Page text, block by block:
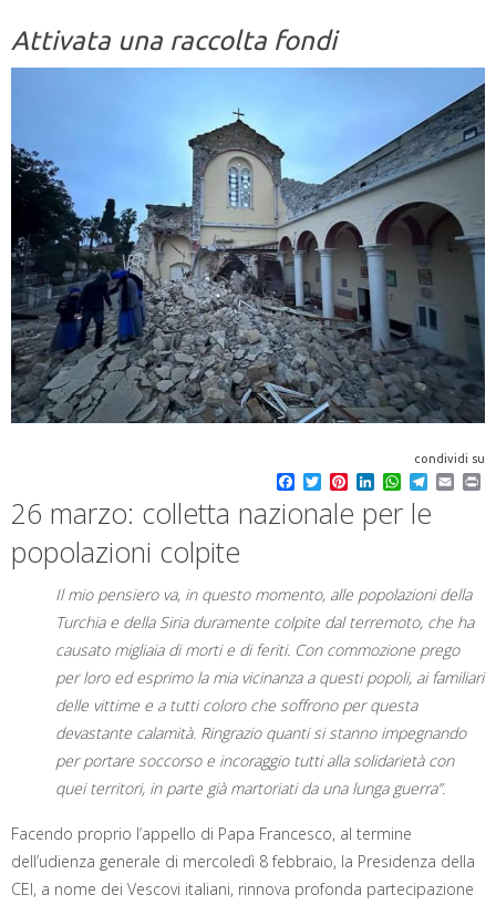
Attivata una raccolta fondi
condividi su
F
c
o
k
T
i
r
P
n
e
s
t
L
n
I
n
W
a
p
p
T
l
a
m
E
26 marzo: colletta nazionale per le
popolazioni colpite
Il mio pensiero va, in questo momento, alle popolazioni della
Turchia e della Siria duramente colpite dal terremoto, che ha
causato migliaia di morti e di feriti. Con commozione prego
per loro ed esprimo la mia vicinanza a questi popoli, ai familiari
delle vittime e a tutti coloro che soffrono per questa
devastante calamità. Ringrazio quanti si stanno impegnando
per portare soccorso e incoraggio tutti alla solidarietà con
quei territori, in parte già martoriati da una lunga guerra”.
Facendo proprio l’appello di Papa Francesco, al termine
dell’udienza generale di mercoledì 8 febbraio, la Presidenza della
CEI, a nome dei Vescovi italiani, rinnova profonda partecipazione